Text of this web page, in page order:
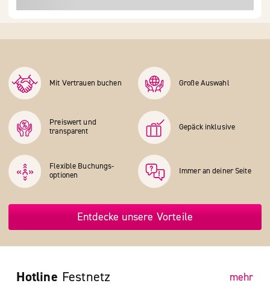
Mit Vertrauen buchen Große Auswahl
Preiswert und
transparent
Gepäck inklusive
Flexible Buchungs­
optionen
Immer an deiner Seite
Entdecke unsere Vorteile
Hotline Festnetz mehr